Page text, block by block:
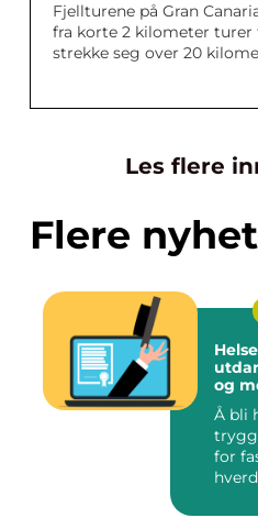
Fjellturene på Gran
fra korte 2 kilometer
strekke seg over 20
Les flere
Flere
utdanning
og
Å bli
for